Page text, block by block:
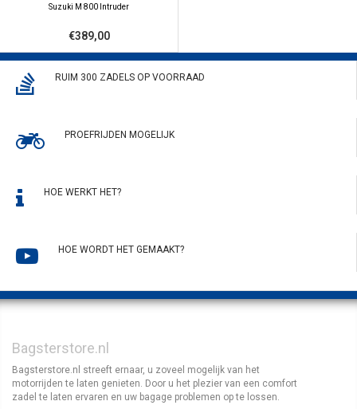
Suzuki M 800 Intruder
€389,00
RUIM 300 ZADELS OP VOORRAAD
PROEFRIJDEN MOGELIJK
HOE WERKT HET?
HOE WORDT HET GEMAAKT?
Bagsterstore.nl
Bagsterstore.nl streeft ernaar, u zoveel mogelijk van het
motorrijden te laten genieten. Door u het plezier van een comfort
zadel te laten ervaren en uw bagage problemen op te lossen.